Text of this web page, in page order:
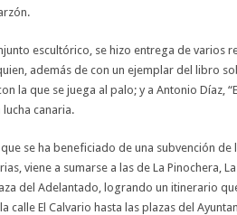
escultórico, se hizo entrega de varios
además de con un ejemplar del libro
la que se juega al palo; y a Antonio Díaz,
canaria.
se ha beneficiado de una subvención de
viene a sumarse a las de La Pinochera,
del Adelantado, logrando un itinerario
calle El Calvario hasta las plazas del